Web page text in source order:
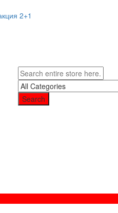
2+1
Search